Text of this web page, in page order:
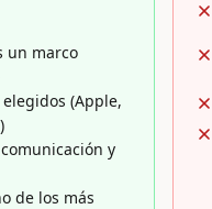
un marco
(Apple,
y
de los más